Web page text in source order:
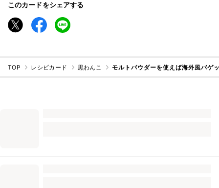
このカードをシェアする
TOP レシピカード 黒わんこ モルトパウダーを使えば海外風バゲ